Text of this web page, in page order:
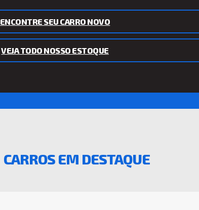
ENCONTRE SEU CARRO NOVO
VEJA TODO NOSSO ESTOQUE
CARROS EM DESTAQUE